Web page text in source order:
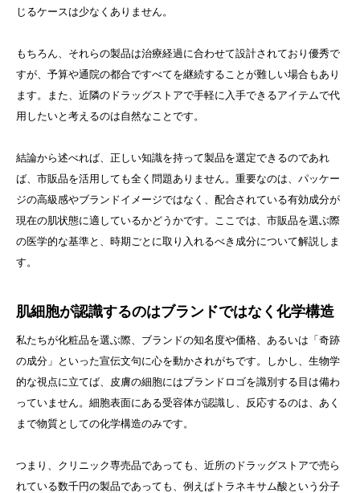
じるケースは少なくありません。
もちろん、それらの製品は治療経過に合わせて設計されており優秀で
すが、予算や通院の都合ですべてを継続することが難しい場合もあり
ます。また、近隣のドラッグストアで手軽に入手できるアイテムで代
用したいと考えるのは自然なことです。
結論から述べれば、正しい知識を持って製品を選定できるのであれ
ば、市販品を活用しても全く問題ありません。重要なのは、パッケー
ジの高級感やブランドイメージではなく、配合されている有効成分が
現在の肌状態に適しているかどうかです。ここでは、市販品を選ぶ際
の医学的な基準と、時期ごとに取り入れるべき成分について解説しま
す。
肌細胞が認識するのはブランドではなく化学構造
私たちが化粧品を選ぶ際、ブランドの知名度や価格、あるいは「奇跡
の成分」といった宣伝文句に心を動かされがちです。しかし、生物学
的な視点に立てば、皮膚の細胞にはブランドロゴを識別する目は備わ
っていません。細胞表面にある受容体が認識し、反応するのは、あく
まで物質としての化学構造のみです。
つまり、クリニック専売品であっても、近所のドラッグストアで売ら
れている数千円の製品であっても、例えばトラネキサム酸という分子